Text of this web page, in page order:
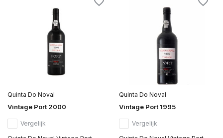
Quinta Do Noval
Vintage Port 2000
Vergelijk
Quinta Do Noval
Vintage Port 1995
Vergelijk